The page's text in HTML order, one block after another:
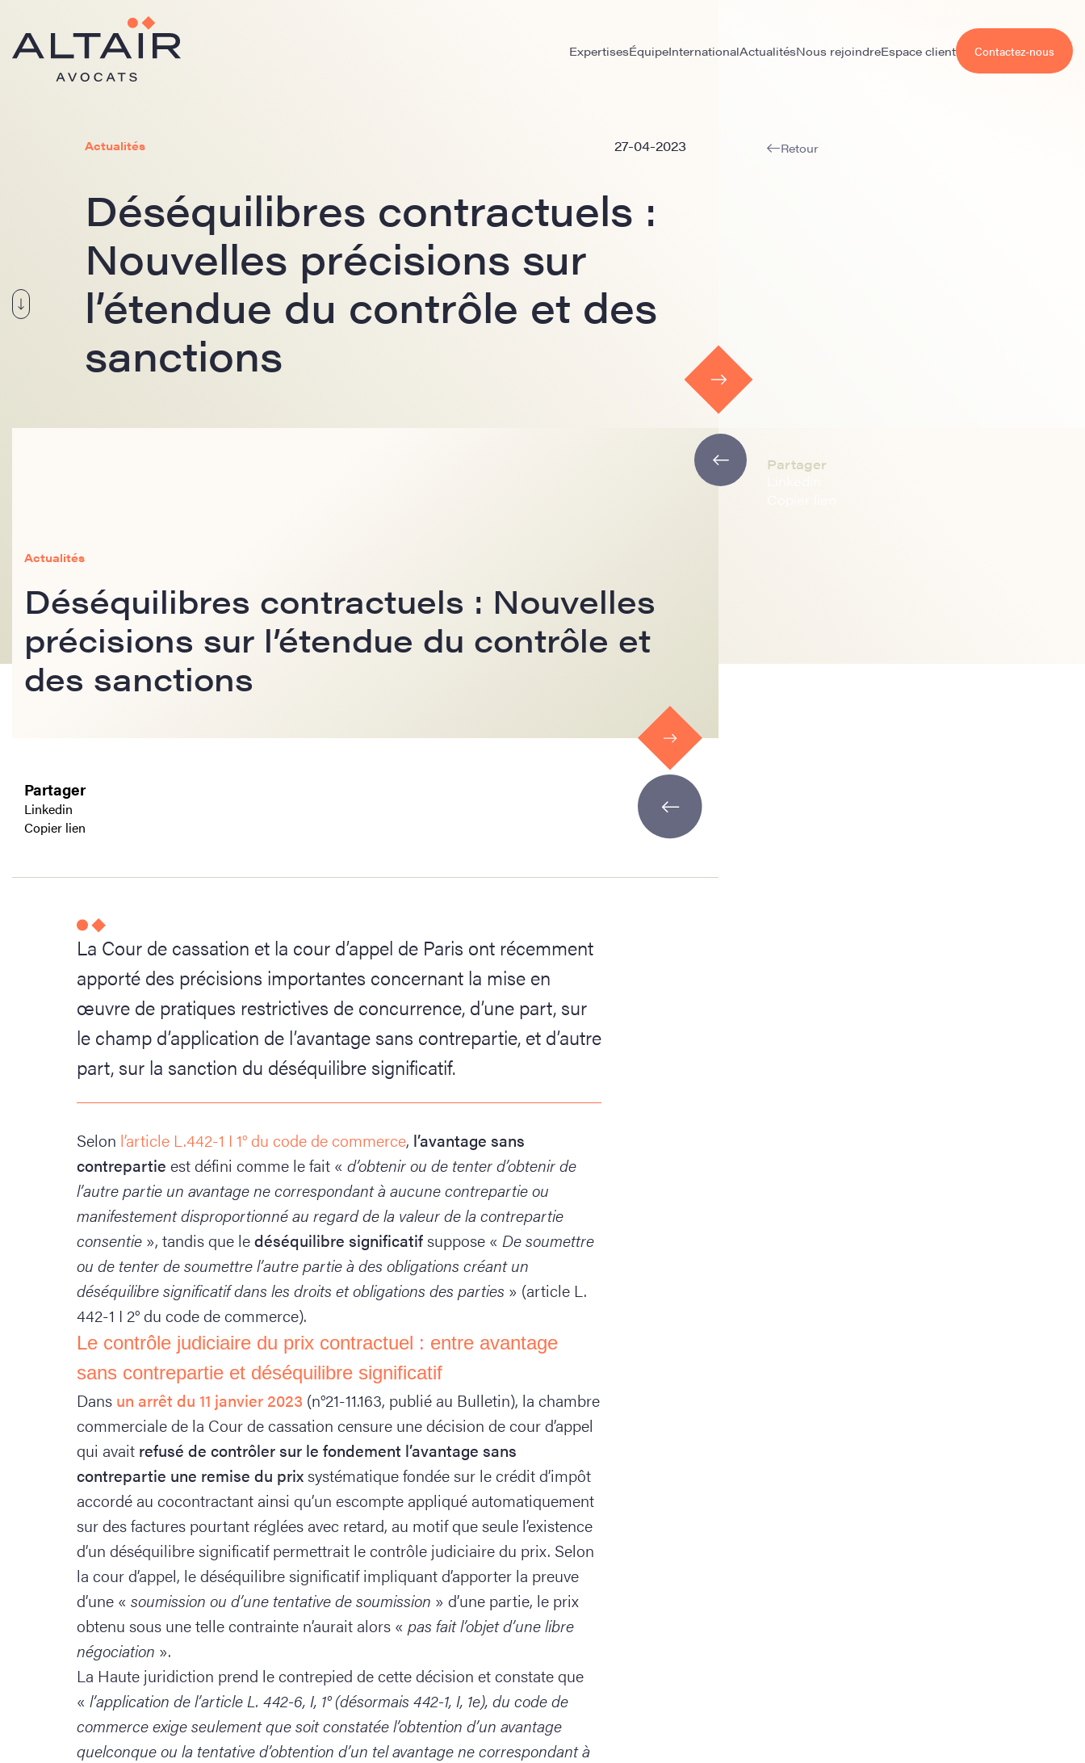
ExpertisesÉquipeInternationalActualitésNous rejoindreEspace client Contactez-nous
Actualités 27-04-2023
Déséquilibres contractuels :
Nouvelles précisions sur
l’étendue du contrôle et des
sanctions
Actualités
Déséquilibres contractuels : Nouvelles
précisions sur l’étendue du contrôle et
des sanctions
Partager
Linkedin
Copier lien
La Cour de cassation et la cour d’appel de Paris ont récemment
apporté des précisions importantes concernant la mise en
œuvre de pratiques restrictives de concurrence, d’une part, sur
le champ d’application de l’avantage sans contrepartie, et d’autre
part, sur la sanction du déséquilibre significatif.
Selon l’article L.442-1 I 1° du code de commerce, l’avantage sans
contrepartie est défini comme le fait « d’obtenir ou de tenter d’obtenir de
l’autre partie un avantage ne correspondant à aucune contrepartie ou
manifestement disproportionné au regard de la valeur de la contrepartie
consentie », tandis que ledéséquilibre significatifsuppose « De soumettre
ou de tenter de soumettre l’autre partie à des obligations créant un
déséquilibre significatif dans les droits et obligations des parties » (article L.
442-1 I 2° du code de commerce).
Le contrôle judiciaire du prix contractuel : entre avantage
sans contrepartie et déséquilibre significatif
Dans un arrêt du 11 janvier 2023 (n°21-11.163, publié au Bulletin), la chambre
commerciale de la Cour de cassation censure une décision de cour d’appel
qui avait refusé de contrôler sur le fondement l’avantage sans
contrepartie une remise du prixsystématique fondée sur le crédit d’impôt
accordé au cocontractant ainsi qu’un escompte appliqué automatiquement
sur des factures pourtant réglées avec retard, au motif que seule l’existence
d’un déséquilibre significatif permettrait le contrôle judiciaire du prix. Selon
la cour d’appel, le déséquilibre significatif impliquant d’apporter la preuve
d’une « soumission ou d’une tentative de soumission » d’une partie, le prix
obtenu sous une telle contrainte n’aurait alors « pas fait l’objet d’une libre
négociation ».
La Haute juridiction prend le contrepied de cette décision et constate que
« l’application de l’article L. 442-6, I, 1° (désormais 442-1, I, 1e), du code de
commerce exige seulement que soit constatée l’obtention d’un avantage
quelconque ou la tentative d’obtention d’un tel avantage ne correspondant à
Retour
Partager